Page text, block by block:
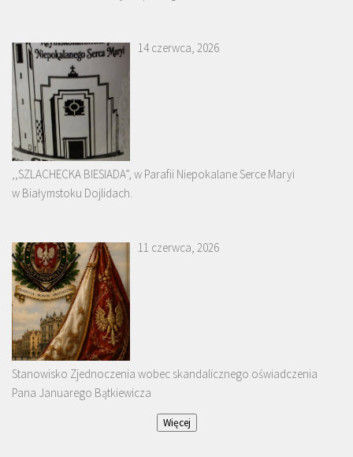
14 czerwca, 2026
,,SZLACHECKA BIESIADA”, w Parafii Niepokalane Serce Maryi
w Białymstoku Dojlidach.
11 czerwca, 2026
Stanowisko Zjednoczenia wobec skandalicznego oświadczenia
Pana Januarego Bątkiewicza
Więcej